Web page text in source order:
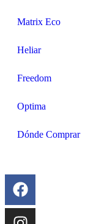
Matrix Eco
Heliar
Freedom
Optima
Dónde Comprar